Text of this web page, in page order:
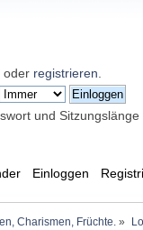
oder registrieren
und Sitzungslänge
Einloggen
Charismen, Früchte. »